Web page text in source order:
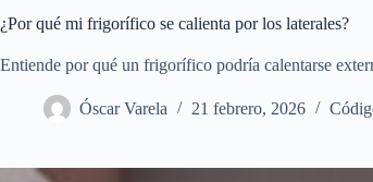
¿Por qué mi frigorífico se calienta por los laterales?
Entiende por qué un frigorífico podría calentarse
Óscar Varela 21 febrero, 2026